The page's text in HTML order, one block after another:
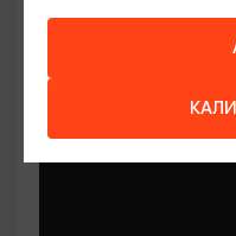
Калининград, ул.